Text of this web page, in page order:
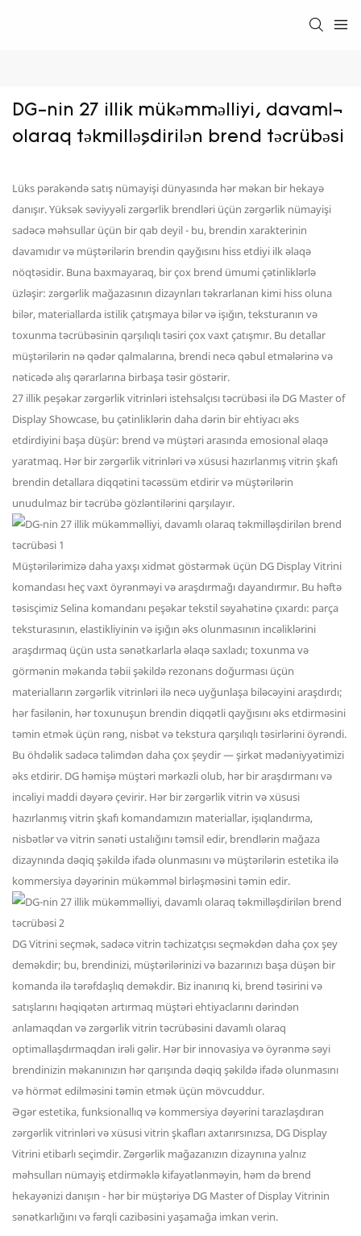
DG-nin 27 illik mükəmməlliyi, davamlı
olaraq təkmilləşdirilən brend təcrübəsi
Lüks pərakəndə satış nümayişi dünyasında hər məkan bir hekayə
danışır. Yüksək səviyyəli zərgərlik brendləri üçün zərgərlik nümayişi
sadəcə məhsullar üçün bir qab deyil - bu, brendin xarakterinin
davamıdır və müştərilərin brendin qayğısını hiss etdiyi ilk əlaqə
nöqtəsidir. Buna baxmayaraq, bir çox brend ümumi çətinliklərlə
üzləşir: zərgərlik mağazasının dizaynları təkrarlanan kimi hiss oluna
bilər, materiallarda istilik çatışmaya bilər və işığın, teksturanın və
toxunma təcrübəsinin qarşılıqlı təsiri çox vaxt çatışmır. Bu detallar
müştərilərin nə qədər qalmalarına, brendi necə qəbul etmələrinə və
nəticədə alış qərarlarına birbaşa təsir göstərir.
27 illik peşəkar zərgərlik vitrinləri istehsalçısı təcrübəsi ilə DG Master of
Display Showcase, bu çətinliklərin daha dərin bir ehtiyacı əks
etdirdiyini başa düşür: brend və müştəri arasında emosional əlaqə
yaratmaq. Hər bir zərgərlik vitrinləri və xüsusi hazırlanmış vitrin şkafı
brendin detallara diqqətini təcəssüm etdirir və müştərilərin
unudulmaz bir təcrübə gözləntilərini qarşılayır.
Müştərilərimizə daha yaxşı xidmət göstərmək üçün DG Display Vitrini
komandası heç vaxt öyrənməyi və araşdırmağı dayandırmır. Bu həftə
təsisçimiz Selina komandanı peşəkar tekstil səyahətinə çıxardı: parça
teksturasının, elastikliyinin və işığın əks olunmasının incəliklərini
araşdırmaq üçün usta sənətkarlarla əlaqə saxladı; toxunma və
görmənin məkanda təbii şəkildə rezonans doğurması üçün
materialların zərgərlik vitrinləri ilə necə uyğunlaşa biləcəyini araşdırdı;
hər fasilənin, hər toxunuşun brendin diqqətli qayğısını əks etdirməsini
təmin etmək üçün rəng, nisbət və tekstura qarşılıqlı təsirlərini öyrəndi.
Bu öhdəlik sadəcə təlimdən daha çox şeydir — şirkət mədəniyyətimizi
əks etdirir. DG həmişə müştəri mərkəzli olub, hər bir araşdırmanı və
incəliyi maddi dəyərə çevirir. Hər bir zərgərlik vitrin və xüsusi
hazırlanmış vitrin şkafı komandamızın materiallar, işıqlandırma,
nisbətlər və vitrin sənəti ustalığını təmsil edir, brendlərin mağaza
dizaynında dəqiq şəkildə ifadə olunmasını və müştərilərin estetika ilə
kommersiya dəyərinin mükəmməl birləşməsini təmin edir.
DG Vitrini seçmək, sadəcə vitrin təchizatçısı seçməkdən daha çox şey
deməkdir; bu, brendinizi, müştərilərinizi və bazarınızı başa düşən bir
komanda ilə tərəfdaşlıq deməkdir. Biz inanırıq ki, brend təsirini və
satışlarını həqiqətən artırmaq müştəri ehtiyaclarını dərindən
anlamaqdan və zərgərlik vitrin təcrübəsini davamlı olaraq
optimallaşdırmaqdan irəli gəlir. Hər bir innovasiya və öyrənmə səyi
brendinizin məkanınızın hər qarışında dəqiq şəkildə ifadə olunmasını
və hörmət edilməsini təmin etmək üçün mövcuddur.
Əgər estetika, funksionallıq və kommersiya dəyərini tarazlaşdıran
zərgərlik vitrinləri və xüsusi vitrin şkafları axtarırsınızsa, DG Display
Vitrini etibarlı seçimdir. Zərgərlik mağazanızın dizaynına yalnız
məhsulları nümayiş etdirməklə kifayətlənməyin, həm də brend
hekayənizi danışın - hər bir müştəriyə DG Master of Display Vitrinin
sənətkarlığını və fərqli cazibəsini yaşamağa imkan verin.